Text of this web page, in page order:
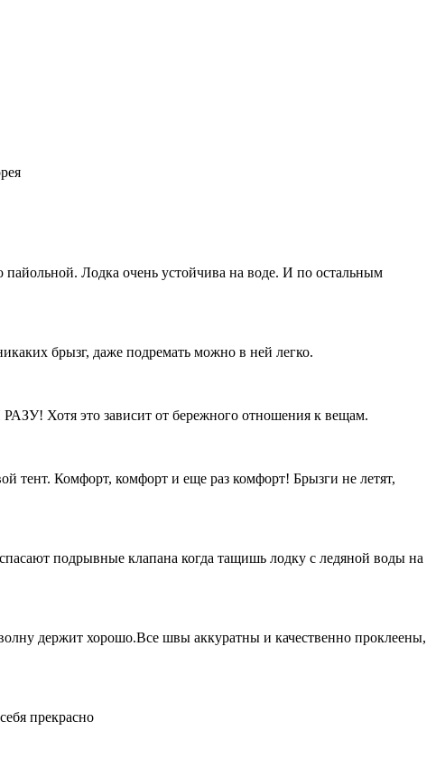
пайольной. Лодка очень устойчива на воде. И по остальным
брызг, даже подремать можно в ней легко.
Хотя это зависит от бережного отношения к вещам.
тент. Комфорт, комфорт и еще раз комфорт! Брызги не летят,
подрывные клапана когда тащишь лодку с ледяной воды на
держит хорошо.Все швы аккуратны и качественно проклеены,
прекрасно